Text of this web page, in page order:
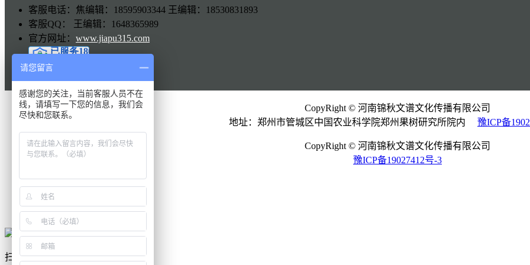
客服电话：焦编辑：18595903344 王编辑：18530831893
客服QQ： 王编辑：1648365989
官方网址： www.jiapu315.com
CopyRight © 河南锦秋文谱文化传播有限公司
地址：郑州市管城区中国农业科学院郑州果树研究所院内 豫ICP备
CopyRight © 河南锦秋文谱文化传播有限公司
豫ICP备19027412号-3
联系电话
扫一扫
扫一扫，手机访问
请您留言
感谢您的关注，当前客服人员不在
线，请填写一下您的信息，我们会
尽快和您联系。